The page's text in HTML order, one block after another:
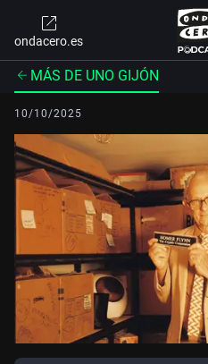
ondacero.es
MÁS DE UNO GIJÓN
10/10/2025